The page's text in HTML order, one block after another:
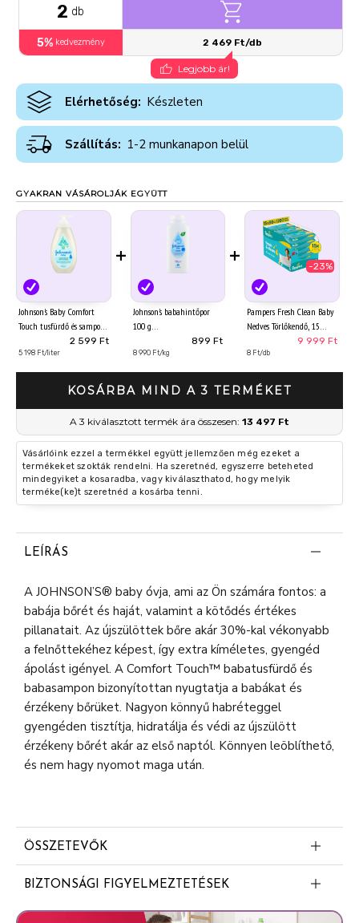
2 db
5% kedvezmény 2 469 Ft/db
Legjobb ár!
Elérhetőség: Készleten
Szállítás: 1-2 munkanapon belül
GYAKRAN VÁSÁROLJÁK EGYÜTT
Johnson's Baby Comfort
Touch tusfürdő és sampon
2 599 Ft
5 198 Ft/liter
+
Johnson's babahintőpor
100 g
899 Ft
8 990 Ft/kg
+
-23%
Pampers Fresh Clean Baby
Nedves Törlőkendő, 15
Csomag x 80 Törlőkendő
db Baba Nedves Törlőkendő
9 999 Ft
8 Ft/db
KOSÁRBA MIND A 3 TERMÉKET
A 3 kiválasztott termék ára összesen: 13 497 Ft
Vásárlóink ezzel a termékkel együtt jellemzően még ezeket a
termékeket szokták rendelni. Ha szeretnéd, egyszerre beteheted
mindegyiket a kosaradba, vagy kiválaszthatod, hogy melyik
terméke(ke)t szeretnéd a kosárba tenni.
LEÍRÁS
A JOHNSON’S® baby óvja, ami az Ön számára fontos: a
babája bőrét és haját, valamint a kötődés értékes
pillanatait. Az újszülöttek bőre akár 30%-kal vékonyabb
a felnőttekéhez képest, így extra kíméletes, gyengéd
ápolást igényel. A Comfort Touch™ babatusfürdő és
babasampon bizonyítottan nyugtatja a babákat és
érzékeny bőrüket. Nagyon könnyű habréteggel
gyengéden tisztítja, hidratálja és védi az újszülött
érzékeny bőrét akár az első naptól. Könnyen leöblíthető,
és nem hagy nyomot maga után.
ÖSSZETEVŐK
Aqua
BIZTONSÁGI FIGYELMEZTETÉSEK
FIGYELMEZTETÉS: Gyermekektől elzárva tartandó.